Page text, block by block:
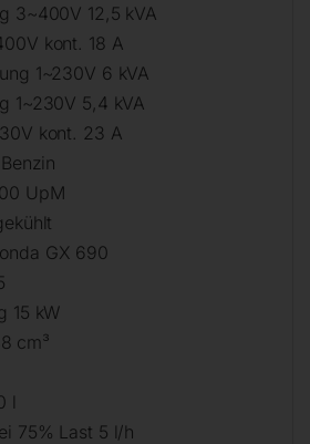
3~400V 12,5 kVA
kont. 18 A
1~230V 6 kVA
1~230V 5,4 kVA
kont. 23 A
UpM
GX 690
15 kW
cm³
l
75% Last 5 l/h